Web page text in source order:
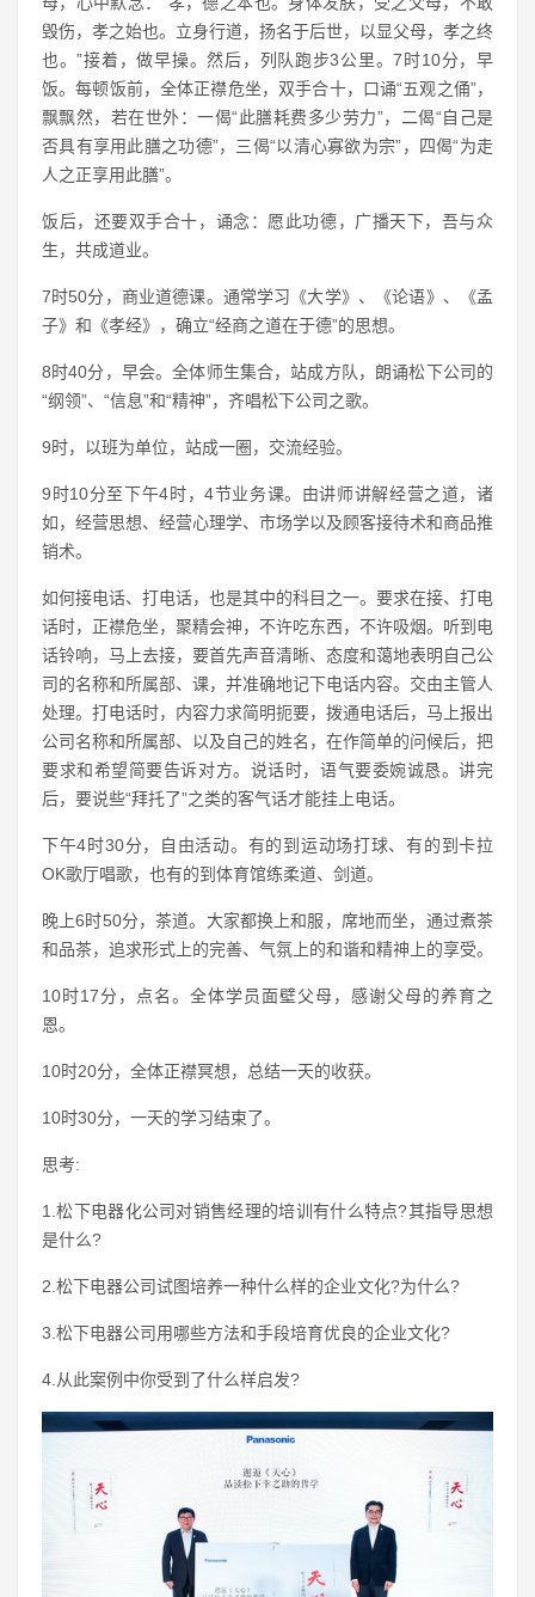
毁伤，孝之始也。立身行道，扬名于后世，以显父母，孝之终
也。”接着，做早操。然后，列队跑步3公里。7时10分，早
饭。每顿饭前，全体正襟危坐，双手合十，口诵“五观之俑”，
飘飘然，若在世外：一偈“此膳耗费多少劳力”，二偈“自己是
否具有享用此膳之功德”，三偈“以清心寡欲为宗”，四偈“为走
人之正享用此膳”。
饭后，还要双手合十，诵念：愿此功德，广播天下，吾与众
生，共成道业。
7时50分，商业道德课。通常学习《大学》、《论语》、《孟
子》和《孝经》，确立“经商之道在于德”的思想。
8时40分，早会。全体师生集合，站成方队，朗诵松下公司的
“纲领”、“信息”和“精神”，齐唱松下公司之歌。
9时，以班为单位，站成一圈，交流经验。
9时10分至下午4时，4节业务课。由讲师讲解经营之道，诸
如，经营思想、经营心理学、市场学以及顾客接待术和商品推
销术。
如何接电话、打电话，也是其中的科目之一。要求在接、打电
话时，正襟危坐，聚精会神，不许吃东西，不许吸烟。听到电
话铃响，马上去接，要首先声音清晰、态度和蔼地表明自己公
司的名称和所属部、课，并准确地记下电话内容。交由主管人
处理。打电话时，内容力求简明扼要，拨通电话后，马上报出
公司名称和所属部、以及自己的姓名，在作简单的问候后，把
要求和希望简要告诉对方。说话时，语气要委婉诚恳。讲完
后，要说些“拜托了”之类的客气话才能挂上电话。
下午4时30分，自由活动。有的到运动场打球、有的到卡拉
OK歌厅唱歌，也有的到体育馆练柔道、剑道。
晚上6时50分，茶道。大家都换上和服，席地而坐，通过煮茶
和品茶，追求形式上的完善、气氛上的和谐和精神上的享受。
10时17分，点名。全体学员面壁父母，感谢父母的养育之
恩。
10时20分，全体正襟冥想，总结一天的收获。
10时30分，一天的学习结束了。
思考:
1.松下电器化公司对销售经理的培训有什么特点?其指导思想
是什么?
2.松下电器公司试图培养一种什么样的企业文化?为什么?
3.松下电器公司用哪些方法和手段培育优良的企业文化?
4.从此案例中你受到了什么样启发?